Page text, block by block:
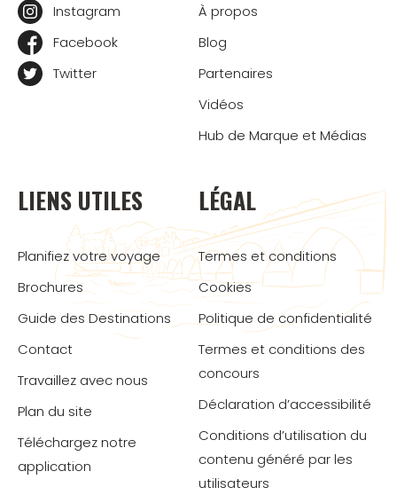
Instagram
Facebook
Twitter
À propos
Blog
Partenaires
Vidéos
Hub de Marque et Médias
LIENS UTILES
Planifiez votre voyage
Brochures
Guide des Destinations
Contact
Travaillez avec nous
Plan du site
Téléchargez notre
application
LÉGAL
Termes et conditions
Cookies
Politique de confidentialité
Termes et conditions des
concours
Déclaration d’accessibilité
Conditions d’utilisation du
contenu généré par les
utilisateurs